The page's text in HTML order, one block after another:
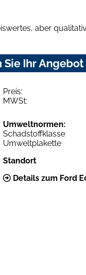
aber
Ihr Angebot
Preis:
MWSt:
Umweltnormen:
Schadstoffklasse
Umweltplakette
Standort
Details zum Ford